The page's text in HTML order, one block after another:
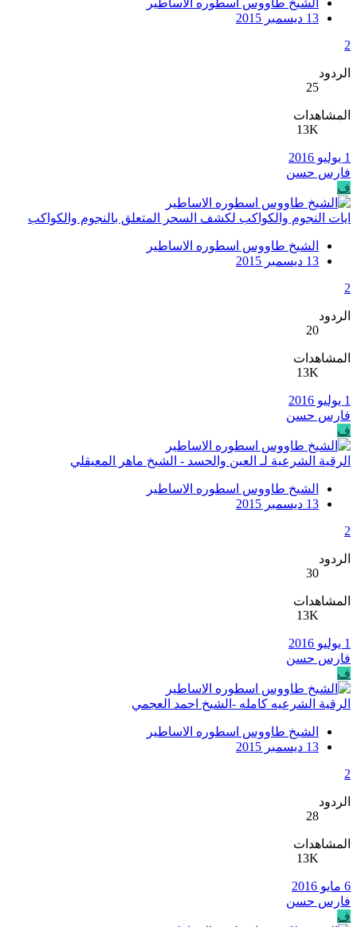
الشيخ طاووس اسطوره الاساطير
13 ديسمبر 2015
2
الردود
25
المشاهدات
13K
1 يوليو 2016
فارس حسن
ف
ايات النجوم والكواكب لكشف السحر المتعلق بالنجوم والكواكب
الشيخ طاووس اسطوره الاساطير
13 ديسمبر 2015
2
الردود
20
المشاهدات
13K
1 يوليو 2016
فارس حسن
ف
الرقية الشرعية لـ العين والحسد - الشيخ ماهر المعيقلي
الشيخ طاووس اسطوره الاساطير
13 ديسمبر 2015
2
الردود
30
المشاهدات
13K
1 يوليو 2016
فارس حسن
ف
الرقية الشرعيه كامله -الشيخ احمد العجمي
الشيخ طاووس اسطوره الاساطير
13 ديسمبر 2015
2
الردود
28
المشاهدات
13K
6 مايو 2016
فارس حسن
ف